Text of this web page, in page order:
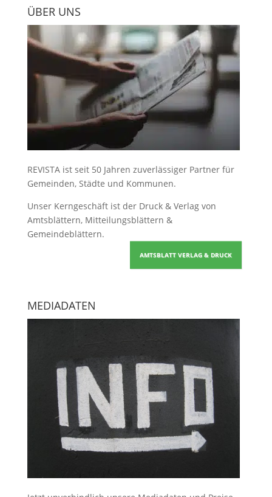
ÜBER UNS
REVISTA ist seit 50 Jahren zuverlässiger Partner für
Gemeinden, Städte und Kommunen.
Unser Kerngeschäft ist der Druck & Verlag von
Amtsblättern, Mitteilungsblättern &
Gemeindeblättern.
AMTSBLATT VERLAG & DRUCK
MEDIADATEN